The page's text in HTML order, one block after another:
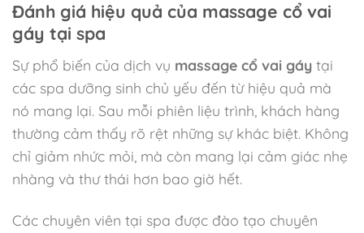
Đánh giá hiệu quả của massage cổ vai
gáy tại spa
Sự phổ biến của dịch vụ massage cổ vai gáy tại
các spa dưỡng sinh chủ yếu đến từ hiệu quả mà
nó mang lại. Sau mỗi phiên liệu trình, khách hàng
thường cảm thấy rõ rệt những sự khác biệt. Không
chỉ giảm nhức mỏi, mà còn mang lại cảm giác nhẹ
nhàng và thư thái hơn bao giờ hết.
Các chuyên viên tại spa được đào tạo chuyên